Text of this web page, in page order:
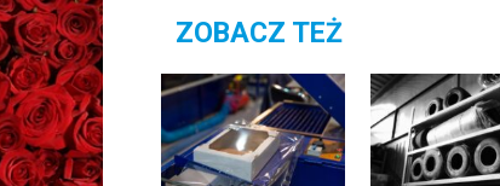
ZOBACZ TEŻ